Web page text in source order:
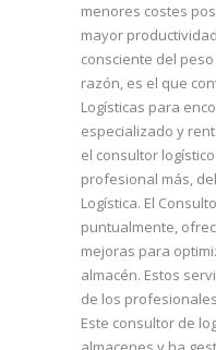
menores costes
mayor
consciente del
razón, es el que
Logísticas para
especializado y
el consultor
profesional más,
Logística. El
puntualmente,
mejoras para
almacén. Estos
de los
Este consultor de